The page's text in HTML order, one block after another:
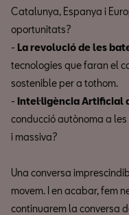
Catalunya, Espanya i
oportunitats?
- La revolució de les
tecnologies que faran el
sostenible per a tothom.
- Intel·ligència Artificial
conducció autònoma a
i massiva?
Una conversa
movem. I en acabar, fem
continuarem la conversa